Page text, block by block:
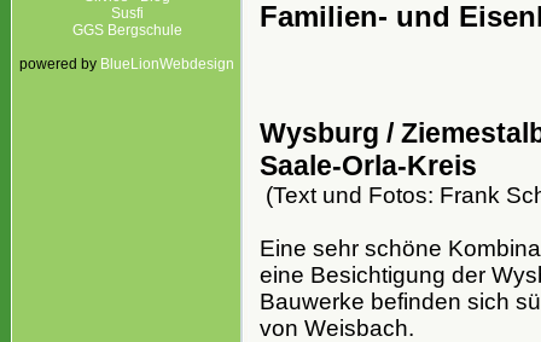
Susfi
GGS Bergschule
powered by BlueLionWebdesign
Familien- und
Wysburg /
Saale-Orla-Kreis
(Text und Fotos: Frank
Eine sehr schöne
eine Besichtigung der
Bauwerke befinden sich
von Weisbach.